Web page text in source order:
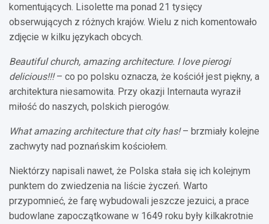
komentujących. Lisolette ma ponad 21 tysięcy
obserwujących z różnych krajów. Wielu z nich komentowało
zdjęcie w kilku językach obcych.
Beautiful church, amazing architecture. I love pierogi
delicious!!!– co po polsku oznacza, że kościół jest piękny, a
architektura niesamowita. Przy okazji Internauta wyraził
miłość do naszych, polskich pierogów.
What amazing architecture that city has!– brzmiały kolejne
zachwyty nad poznańskim kościołem.
Niektórzy napisali nawet, że Polska stała się ich kolejnym
punktem do zwiedzenia na liście życzeń. Warto
przypomnieć, że farę wybudowali jeszcze jezuici, a prace
budowlane zapoczątkowane w 1649 roku były kilkakrotnie